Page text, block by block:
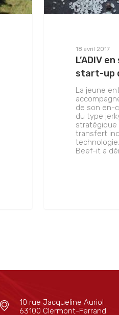
18 avril 2017
L’ADIV
start-up
La jeune
de son en-
du type
stratégique
transfert
Beef-it a
10 rue Jacqueline Auriol
63100 Clermont-Ferrand